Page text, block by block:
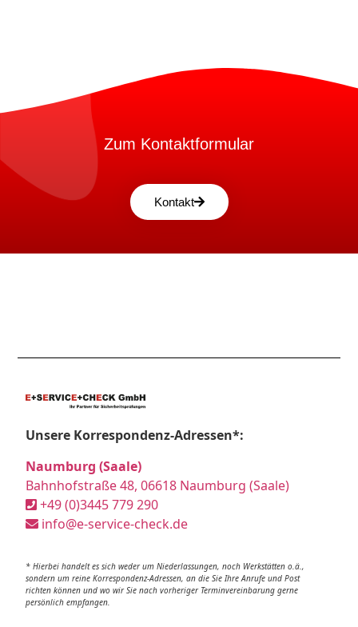
Zum Kontaktformular
Kontakt
Unsere Korrespondenz-Adressen*:
Naumburg (Saale)
Bahnhofstraße 48, 06618 Naumburg (Saale)
+49 (0)3445 779 290
info@e-service-check.de
* Hierbei handelt es sich weder um Niederlassungen, noch Werkstätten o.ä.,
sondern um reine Korrespondenz-Adressen, an die Sie Ihre Anrufe und Post
richten können und wo wir Sie nach vorheriger Terminvereinbarung gerne
persönlich empfangen.